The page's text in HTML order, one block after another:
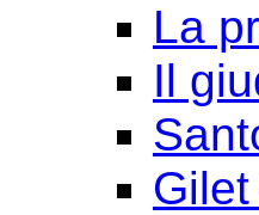
La
Il